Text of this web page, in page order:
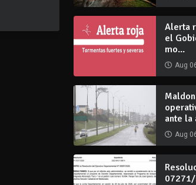
Alerta
el
mo...
Aug
ante la
Aug
07271/